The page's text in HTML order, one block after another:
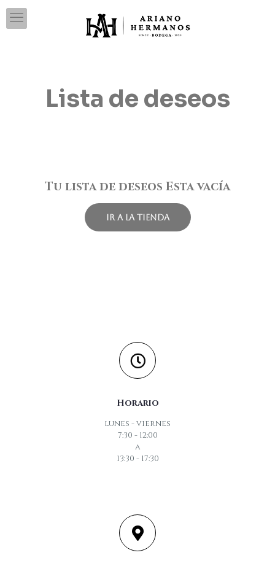
Lista de deseos
Tu lista de deseos Esta vacía
Ir a la tienda
Horario
lunes - viernes
7:30 - 12:00
a
13:30 - 17:30